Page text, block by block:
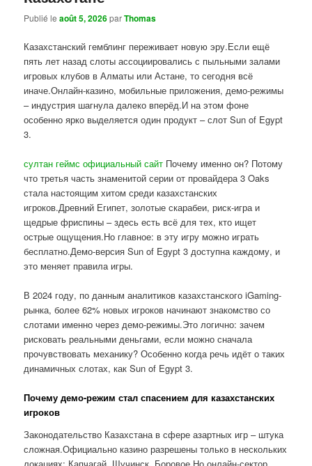
Publié leaoût 5, 2026parThomas
Казахстанский гемблинг переживает новую эру.Если ещё
пять лет назад слоты ассоциировались с пыльными залами
игровых клубов в Алматы или Астане, то сегодня всё
иначе.Онлайн-казино, мобильные приложения, демо-режимы
– индустрия шагнула далеко вперёд.И на этом фоне
особенно ярко выделяется один продукт – слот Sun of Egypt
3.
султан геймс официальный сайт Почему именно он? Потому
что третья часть знаменитой серии от провайдера 3 Oaks
стала настоящим хитом среди казахстанских
игроков.Древний Египет, золотые скарабеи, риск-игра и
щедрые фриспины – здесь есть всё для тех, кто ищет
острые ощущения.Но главное: в эту игру можно играть
бесплатно.Демо-версия Sun of Egypt 3 доступна каждому, и
это меняет правила игры.
В 2024 году, по данным аналитиков казахстанского iGaming-
рынка, более 62% новых игроков начинают знакомство со
слотами именно через демо-режимы.Это логично: зачем
рисковать реальными деньгами, если можно сначала
прочувствовать механику? Особенно когда речь идёт о таких
динамичных слотах, как Sun of Egypt 3.
Почему демо-режим стал спасением для казахстанских
игроков
Законодательство Казахстана в сфере азартных игр – штука
сложная.Официально казино разрешены только в нескольких